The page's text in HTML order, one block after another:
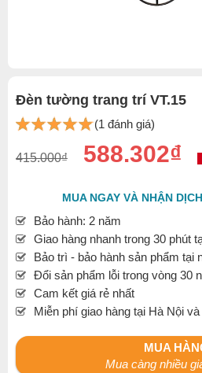
Đèn tường trang trí VT.15
(1 đánh giá)
415.000₫ 588.302₫
MUA NGAY VÀ NHẬN
Bảo hành: 2 năm
Giao hàng nhanh trong 30 phút
Bảo trì - bảo hành sản phẩm tại
Đổi sản phẩm lỗi trong vòng 30
Cam kết giá rẻ nhất
Miễn phí giao hàng tại Hà Nội
MUA
Mua càng nhiều